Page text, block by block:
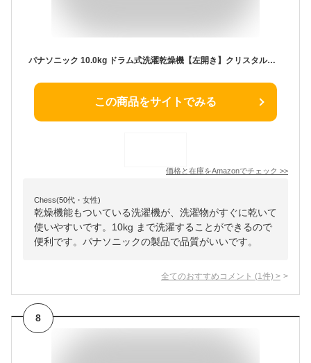
パナソニック 10.0kg ドラム式洗濯乾燥機【左開き】クリスタルホワイトPanasonic 泡洗浄 NA-VX3700L-W
この商品をサイトでみる
価格と在庫をAmazonでチェック >>
Chess(50代・女性)
乾燥機能もついている洗濯機が、洗濯物がすぐに乾いて
使いやすいです。10kg まで洗濯することができるので
便利です。パナソニックの製品で品質がいいです。
全てのおすすめコメント (1 件) >
8